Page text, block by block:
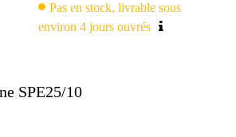
Pas en stock, livrable sous
environ 4 jours ouvrés
SPE25/10